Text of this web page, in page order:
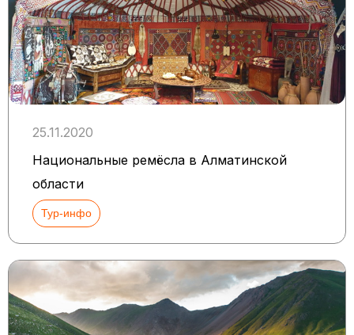
25.11.2020
Национальные ремёсла в Алматинской
области
Тур-инфо